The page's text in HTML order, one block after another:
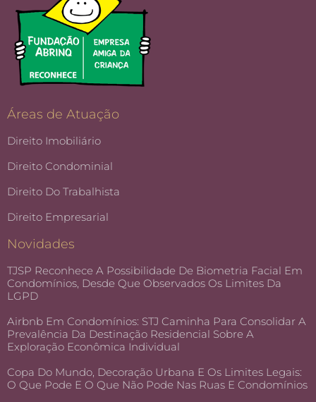
Áreas de Atuação
Direito Imobiliário
Direito Condominial
Direito Do Trabalhista
Direito Empresarial
Novidades
TJSP Reconhece A Possibilidade De Biometria Facial Em
Condomínios, Desde Que Observados Os Limites Da
LGPD
Airbnb Em Condomínios: STJ Caminha Para Consolidar A
Prevalência Da Destinação Residencial Sobre A
Exploração Econômica Individual
Copa Do Mundo, Decoração Urbana E Os Limites Legais:
O Que Pode E O Que Não Pode Nas Ruas E Condomínios